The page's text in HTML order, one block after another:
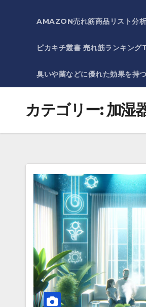
AMAZON売れ筋商品リスト分析
ピカキチ叢書 売れ筋ランキン
臭いや菌などに優れた効果を持
カテゴリー: 加湿